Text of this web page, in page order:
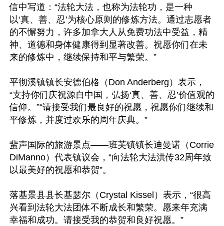
信中写道：“法轮大法，也称为法轮功，是一种
以‘真、善、忍’为核心原则的修炼方法。通过志愿者
的不懈努力，许多加拿大人从免费功法中受益，精
神、道德和身体健康得到显著改善。祝愿你们在未
来的修炼中，继续保持和平与繁荣。”
平彻溪镇镇长安德伯格（Don Anderberg）表示，
“支持你们庆祝源自中国，弘扬‘真、善、忍’价值观的
信仰。”“请接受我们最良好的祝愿，祝愿你们继续和
平修炼，并度过欢乐的周年庆典。”
蜚声国际的旅游景点——班芙镇镇长迪曼诺（Corrie
DiManno）代表镇议会，“向法轮大法洪传32周年致
以最美好的祝愿和恭贺”。
落基景县县长基瑟尔（Crystal Kissel）表示，“很高
兴看到法轮大法团体不断成长和繁荣。愿来年充满
幸福和成功。请接受我的恭贺和良好祝愿。”